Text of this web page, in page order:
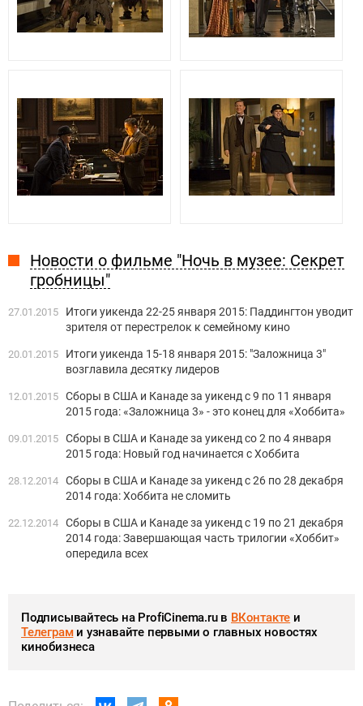
Новости о фильме "Ночь в музее: Секрет
гробницы"
27.01.2015
Итоги уикенда 22-25 января 2015: Паддингтон уводит
зрителя от перестрелок к семейному кино
20.01.2015
Итоги уикенда 15-18 января 2015: "Заложница 3"
возглавила десятку лидеров
12.01.2015 Сборы в США и Канаде за уикенд с 9 по 11 января
2015 года: «Заложница 3» - это конец для «Хоббита»
09.01.2015 Сборы в США и Канаде за уикенд со 2 по 4 января
2015 года: Новый год начинается с Хоббита
28.12.2014 Сборы в США и Канаде за уикенд с 26 по 28 декабря
2014 года: Хоббита не сломить
22.12.2014 Сборы в США и Канаде за уикенд с 19 по 21 декабря
2014 года: Завершающая часть трилогии «Хоббит»
опередила всех
Подписывайтесь на ProfiCinema.ru в ВКонтакте и
Телеграми узнавайте первыми о главных новостях
кинобизнеса